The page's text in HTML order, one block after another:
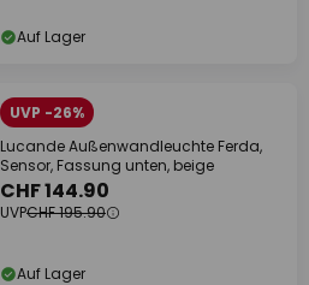
Auf Lager
UVP -26%
Lucande Außenwandleuchte Ferda,
Sensor, Fassung unten, beige
CHF 144.90
UVPCHF 195.90
Auf Lager